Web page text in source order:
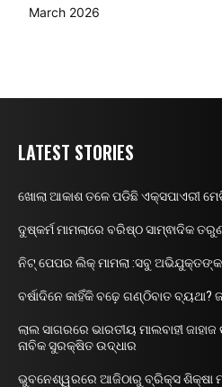
March 2026
LATEST STORIES
ଖୋଲା ଆକାଶ ତଳେ ପଡିଛି ଏକ୍ସପାଏରୀ
ଦୁଷ୍କର୍ମ ମାମଲାରେ ବରିଷ୍ଠ ସାମ୍ଵାଦିକ
ନିଟ୍ ପେପର ଲିକ୍ ମାମଲା :ସବୁ ଅଭିଯୁକ୍ତଙ୍କ
ବର୍ଷାଦିନେ କାହିଁକି ବଢ଼େ ଗଣ୍ଠିବାତ ବ୍ୟଥା?
ଲାଲ ସାଗରରେ ଭାରତୀୟ ମାଲବାହୀ
ନାବିକ ସୁରକ୍ଷିତ ଉଦ୍ଧାର
ଭୁବନେଶ୍ୱରରେ ଆଜିଠାରୁ ବ୍ରିକ୍ସ ଶିକ୍ଷା